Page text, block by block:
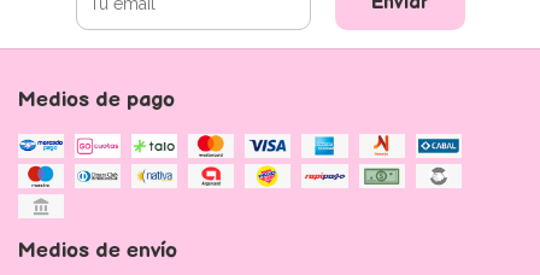
Medios de pago
Medios de envío